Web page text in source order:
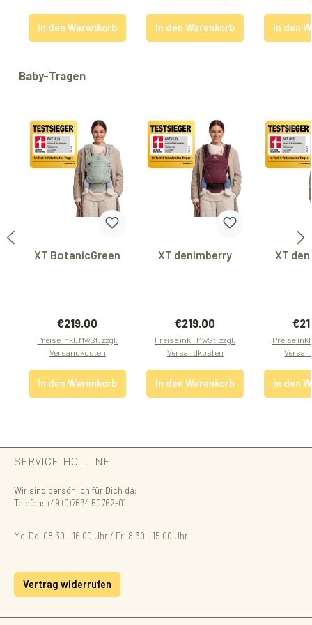
In den Warenkorb In den Warenkorb In den
Produktgalerie überspringen
Baby-Tragen
XT BotanicGreen
Regulärer Preis:
€219.00
Preise inkl. MwSt. zzgl.
Versandkosten
In den Warenkorb
XT denimberry
Regulärer Preis:
€219.00
Preise inkl. MwSt. zzgl.
Versandkosten
In den Warenkorb
XT
Preise
In den
SERVICE-HOTLINE
Wir sind persönlich für Dich da:
Telefon: +49 (0)7634 50762-01
Mo-Do: 08:30 - 16:00 Uhr / Fr: 8:30 - 15.00 Uhr
Vertrag widerrufen